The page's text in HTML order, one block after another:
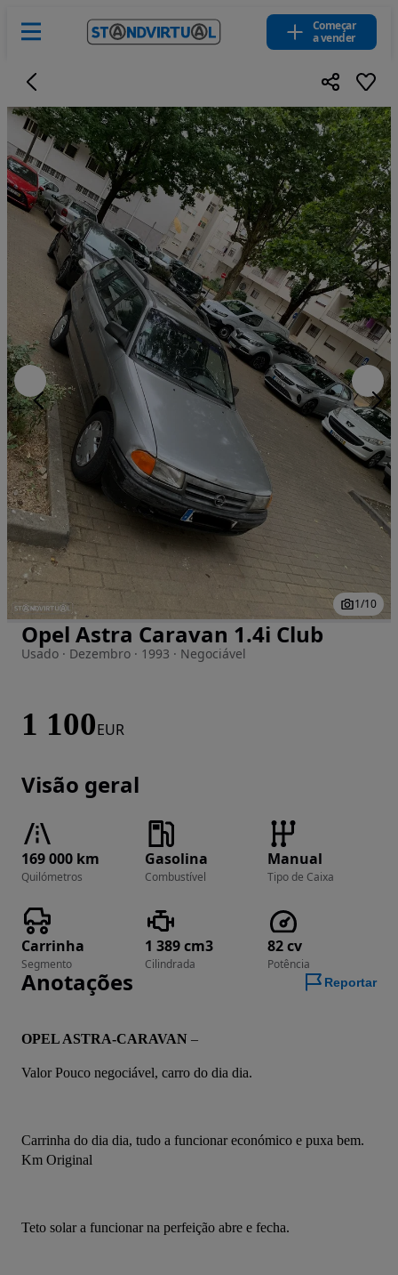
Começar
a vender
Imagem 1 de 10
1/10
Opel Astra Caravan 1.4i Club
Usado · Dezembro · 1993 · Negociável
1 100EUR
Visão geral
169 000 km
Quilómetros
Gasolina
Combustível
Manual
Tipo de Caixa
Carrinha
Segmento
1 389 cm3
Cilindrada
82 cv
Potência
Anotações Reportar
OPEL ASTRA-CARAVAN –
Valor Pouco negociável, carro do dia dia.
Carrinha do dia dia, tudo a funcionar económico e puxa bem.
Km Original
Teto solar a funcionar na perfeição abre e fecha.